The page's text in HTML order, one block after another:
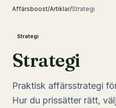
Affärsboost/Artiklar/Strategi
Strategi
Strategi
Praktisk affärsstrategi
Hur du prissätter rätt,